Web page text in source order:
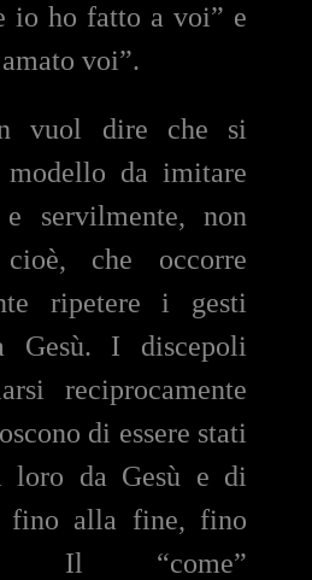
io ho fatto a voi” e
voi”.
vuol dire che si
da imitare
e servilmente, non
che occorre
ripetere i gesti
Gesù. I discepoli
reciprocamente
di essere stati
loro da Gesù e di
fino alla fine, fino
Il “come”